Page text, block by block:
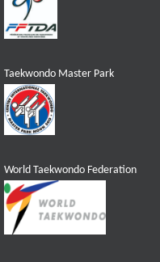
Taekwondo Master Park
World Taekwondo Federation